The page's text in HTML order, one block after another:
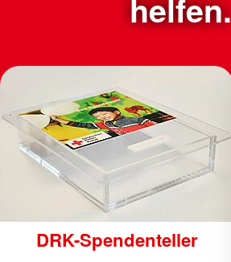
helfen.
DRK-Spendenteller